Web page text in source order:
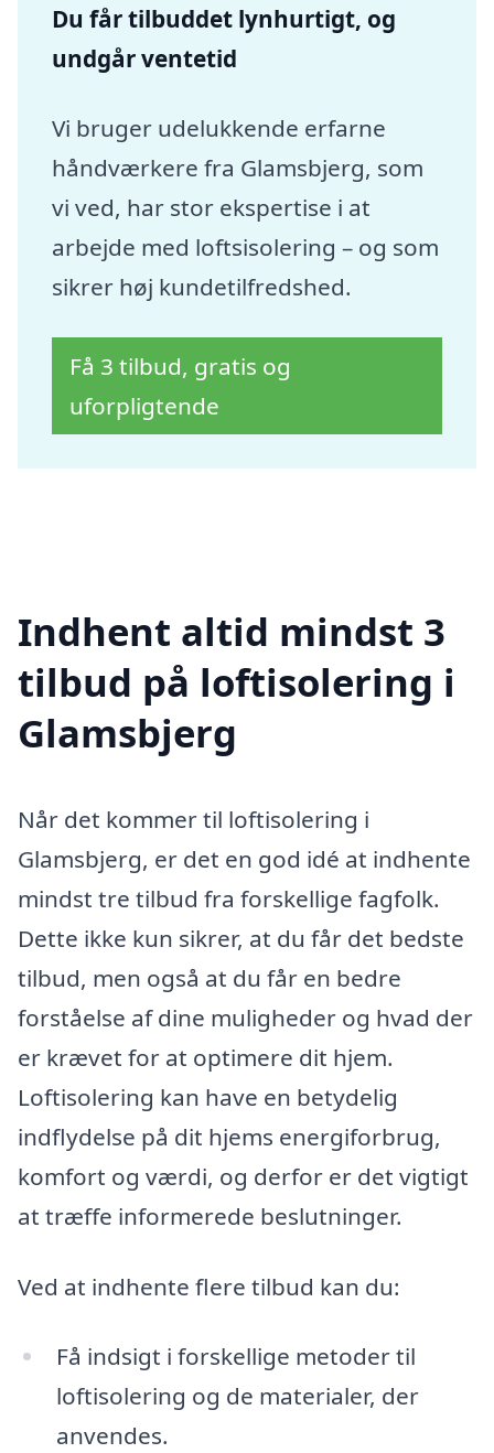
Du får tilbuddet lynhurtigt, og
undgår ventetid
Vi bruger udelukkende erfarne
håndværkere fra Glamsbjerg, som
vi ved, har stor ekspertise i at
arbejde med loftsisolering – og som
sikrer høj kundetilfredshed.
Få 3 tilbud, gratis og
uforpligtende
Indhent altid mindst 3
tilbud på loftisolering i
Glamsbjerg
Når det kommer til loftisolering i
Glamsbjerg, er det en god idé at indhente
mindst tre tilbud fra forskellige fagfolk.
Dette ikke kun sikrer, at du får det bedste
tilbud, men også at du får en bedre
forståelse af dine muligheder og hvad der
er krævet for at optimere dit hjem.
Loftisolering kan have en betydelig
indflydelse på dit hjems energiforbrug,
komfort og værdi, og derfor er det vigtigt
at træffe informerede beslutninger.
Ved at indhente flere tilbud kan du:
Få indsigt i forskellige metoder til
loftisolering og de materialer, der
anvendes.